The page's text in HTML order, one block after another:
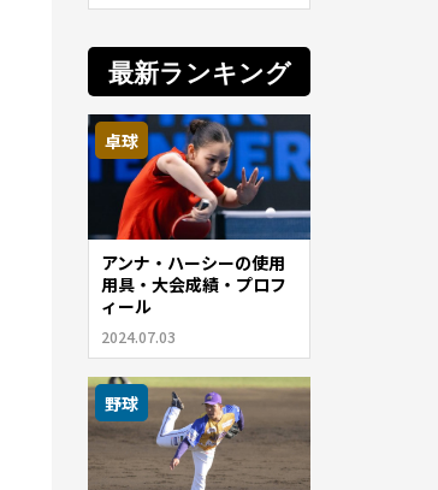
最新ランキング
卓球
アンナ・ハーシーの使用
用具・大会成績・プロフ
ィール
2024.07.03
野球